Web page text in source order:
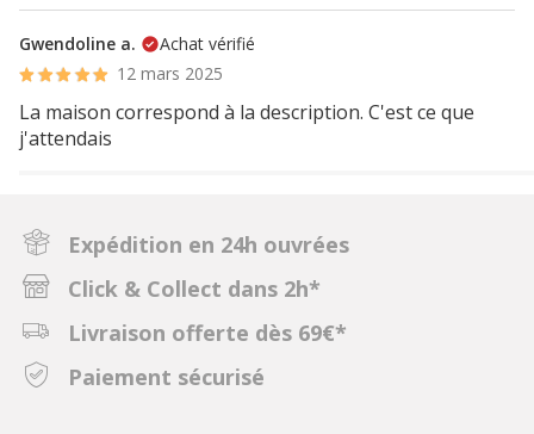
Gwendoline a.
Achat vérifié
12 mars 2025
La maison correspond à la description. C'est ce que
j'attendais
Expédition en 24h ouvrées
Click & Collect dans 2h*
Livraison offerte dès 69€*
Paiement sécurisé